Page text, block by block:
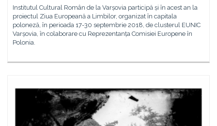
Institutul Cultural Român de la Varșovia participă și în acest an la
proiectul Ziua Europeană a Limbilor, organizat în capitala
poloneză, în perioada 17-30 septembrie 2018, de clusterul EUNIC
Varșovia, în colaborare cu Reprezentanța Comisiei Europene în
Polonia.